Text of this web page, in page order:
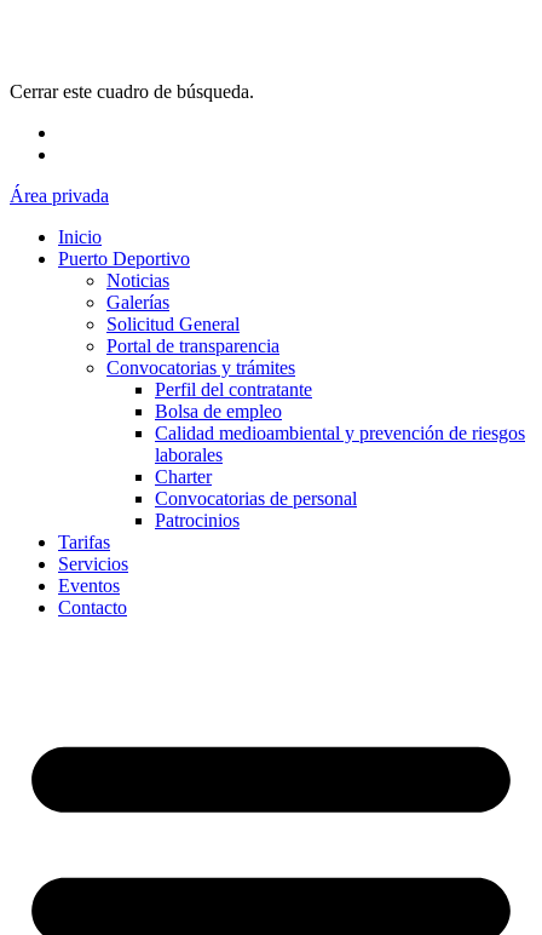
Cerrar este cuadro de búsqueda.
Área privada
Inicio
Puerto Deportivo
Noticias
Galerías
Solicitud General
Portal de transparencia
Convocatorias y trámites
Perfil del contratante
Bolsa de empleo
Calidad medioambiental y prevención de riesgos
laborales
Charter
Convocatorias de personal
Patrocinios
Tarifas
Servicios
Eventos
Contacto